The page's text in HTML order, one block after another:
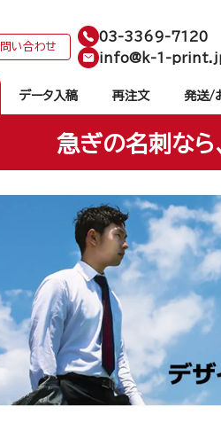
い合わせ
03-3369-7120
info@k-1-
データ入稿 再注文 発送/
急ぎの名刺な